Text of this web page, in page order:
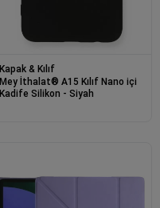
Kapak & Kılıf
Mey İthalat® A15 Kılıf Nano içi
Kadife Silikon - Siyah